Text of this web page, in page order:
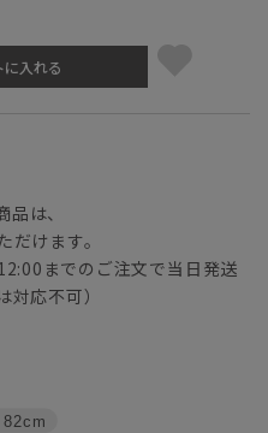
に入れる
は、
けます。
までのご注文で当日発送
応不可）
82cm